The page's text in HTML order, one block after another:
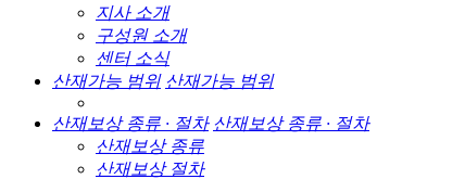
지사 소개
구성원 소개
센터 소식
산재가능 범위 산재가능 범위
산재보상 종류 · 절차 산재보상 종류 · 절차
산재보상 종류
산재보상 절차